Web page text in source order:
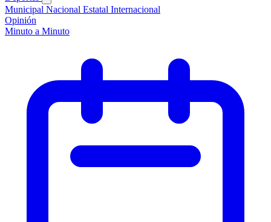
Municipal Nacional Estatal Internacional
Opinión
Minuto a Minuto